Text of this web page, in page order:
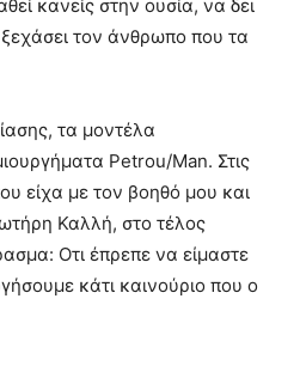
κανείς στην ουσία, να δει
τον άνθρωπο που τα
τα μοντέλα
Petrou/Man. Στις
είχα με τον βοηθό μου και
Καλλή, στο τέλος
Οτι έπρεπε να είμαστε
κάτι καινούριο που ο